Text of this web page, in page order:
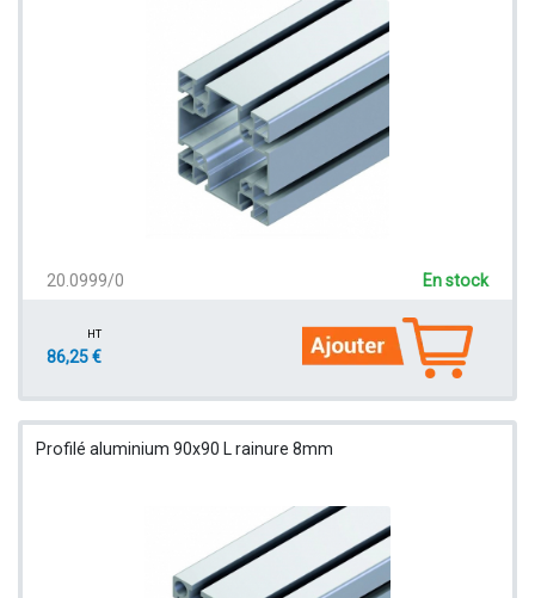
20.0999/0 En stock
HT
86,25 €
Profilé aluminium 90x90 L rainure 8mm